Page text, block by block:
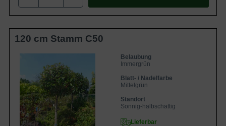
120 cm Stamm C50
Belaubung
Immergrün
Blatt- / Nadelfarbe
Mittelgrün
Standort
Sonnig-halbschattig
Lieferbar